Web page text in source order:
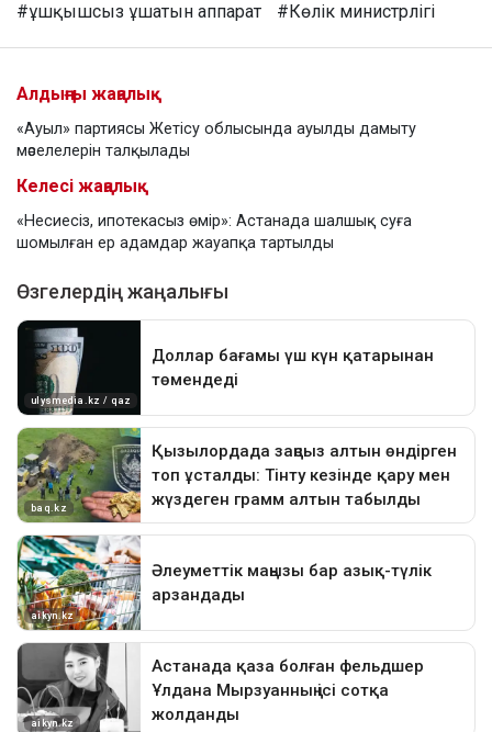
#ұшқышсыз ұшатын аппарат #Көлік министрлігі
Алдыңғы жаңалық
«Ауыл» партиясы Жетісу облысында ауылды дамыту
мәселелерін талқылады
Келесі жаңалық
«Несиесіз, ипотекасыз өмір»: Астанада шалшық суға
шомылған ер адамдар жауапқа тартылды